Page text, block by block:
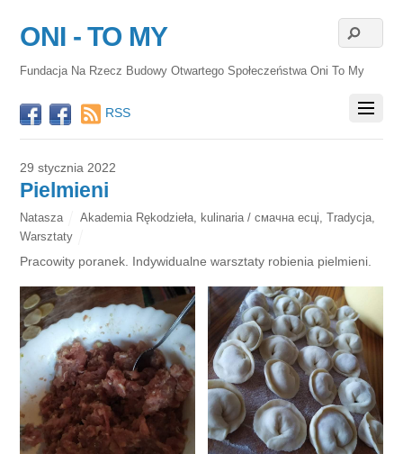
ONI - TO MY
Fundacja Na Rzecz Budowy Otwartego Społeczeństwa Oni To My
RSS
29 stycznia 2022
Pielmieni
Natasza Akademia Rękodzieła kulinaria / смачна есці Tradycja
Warsztaty
Pracowity poranek. Indywidualne warsztaty robienia pielmieni.